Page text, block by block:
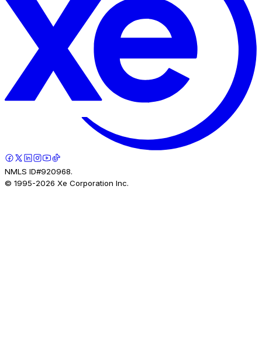
NMLS ID#920968.
© 1995-2026 Xe Corporation Inc.